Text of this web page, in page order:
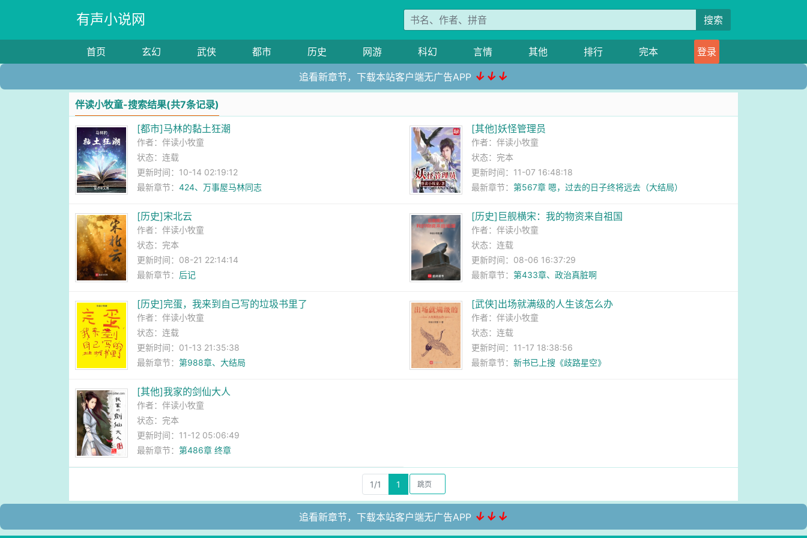
有声小说网 搜索
首页 玄幻 武侠 都市 历史 网游 科幻 言情 其他 排行 完本 登录
追看新章节，下载本站客户端无广告APP ↓↓↓
伴读小牧童-搜索结果(共7条记录)
[都市]马林的黏土狂潮
作者：伴读小牧童
状态：连载
更新时间：10-14 02:19:12
最新章节：424、万事屋马林同志
[其他]妖怪管理员
作者： 伴读小牧童
状态：完本
更新时间：11-07 16:48:18
最新章节： 第567章 嗯，过去的日子终将远去（大结局）
[历史]宋北云
作者：伴读小牧童
状态：完本
更新时间：08-21 22:14:14
最新章节： 后记
[历史]巨舰横宋：我的物资来自祖国
作者： 伴读小牧童
状态：连载
更新时间：08-06 16:37:29
最新章节： 第433章、政治真脏啊
[历史]完蛋，我来到自己写的垃圾书里了
作者：伴读小牧童
状态：连载
更新时间：01-13 21:35:38
最新章节：第988章、大结局
[武侠]出场就满级的人生该怎么办
作者： 伴读小牧童
状态：连载
更新时间：11-17 18:38:56
最新章节： 新书已上搜《歧路星空》
[其他]我家的剑仙大人
作者：伴读小牧童
状态：完本
更新时间：11-12 05:06:49
最新章节：第486章 终章
1/1 1
追看新章节，下载本站客户端无广告APP ↓↓↓